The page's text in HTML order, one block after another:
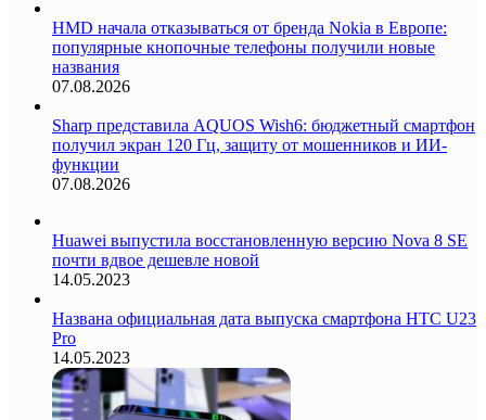
HMD начала отказываться от бренда Nokia в Европе:
популярные кнопочные телефоны получили новые
названия
07.08.2026
Sharp представила AQUOS Wish6: бюджетный смартфон
получил экран 120 Гц, защиту от мошенников и ИИ-
функции
07.08.2026
Huawei выпустила восстановленную версию Nova 8 SE
почти вдвое дешевле новой
14.05.2023
Названа официальная дата выпуска смартфона HTC U23
Pro
14.05.2023